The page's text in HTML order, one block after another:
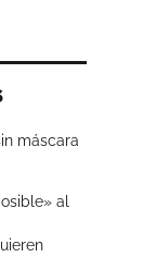
máscara
al